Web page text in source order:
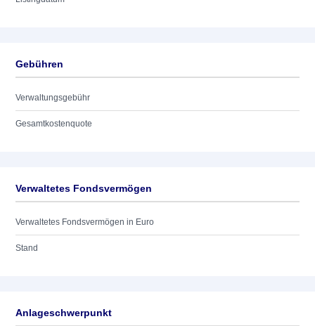
Gebühren
Verwaltungsgebühr
Gesamtkostenquote
Verwaltetes Fondsvermögen
Verwaltetes Fondsvermögen in Euro
Stand
Anlageschwerpunkt